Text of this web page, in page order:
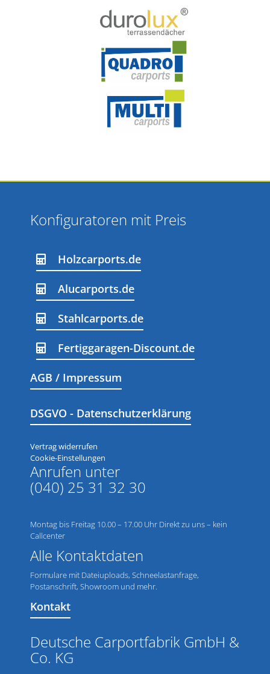
Konfiguratoren mit Preis
Holzcarports.de
Alucarports.de
Stahlcarports.de
Fertiggaragen-Discount.de
AGB / Impressum
DSGVO - Datenschutzerklärung
Vertrag widerrufen
Cookie-Einstellungen
Anrufen unter
(040) 25 31 32 30
Montag bis Freitag 10.00 – 17.00 Uhr Direkt zu uns – kein
Callcenter
Alle Kontaktdaten
Formulare mit Dateiuploads, Schneelastanfrage,
Postanschrift, Showroom und mehr.
Kontakt
Deutsche Carportfabrik GmbH &
Co. KG